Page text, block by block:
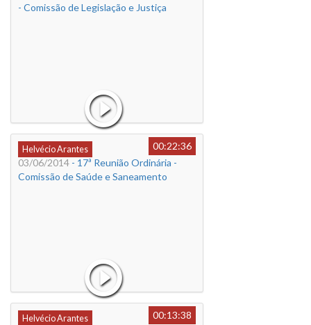
- Comissão de Legislação e Justiça
Helvécio Arantes
00:22:36
03/06/2014 - 17ª Reunião Ordinária -
Comissão de Saúde e Saneamento
Helvécio Arantes
00:13:38